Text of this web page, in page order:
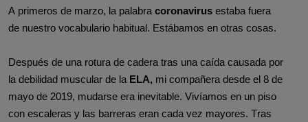
A primeros de marzo, la palabra coronavirus estaba fuera
de nuestro vocabulario habitual. Estábamos en otras cosas.
Después de una rotura de cadera tras una caída causada por
la debilidad muscular de la ELA, mi compañera desde el 8 de
mayo de 2019, mudarse era inevitable. Vivíamos en un piso
con escaleras y las barreras eran cada vez mayores. Tras